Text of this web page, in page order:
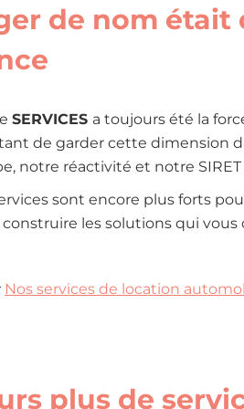
de nom était
SERVICES a toujours été la
de garder cette dimension
notre réactivité et notre
sont encore plus forts
les solutions qui vous
Nos services de location
plus de